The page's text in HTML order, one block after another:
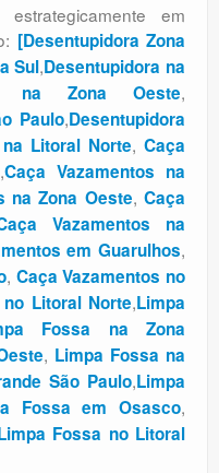
em
[Desentupidora Zona
Sul,Desentupidora na
na Zona Oeste,
Paulo,Desentupidora
Litoral Norte, Caça
,Caça Vazamentos na
na Zona Oeste,Caça
Vazamentos na
em Guarulhos,
, Caça Vazamentos no
Litoral Norte,Limpa
Fossa na Zona
, Limpa Fossa na
São Paulo,Limpa
Fossa em Osasco,
Fossa no Litoral